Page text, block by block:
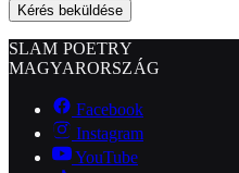
Kérés beküldése
SLAM POETRY
MAGYARORSZÁG
Facebook
Instagram
YouTube